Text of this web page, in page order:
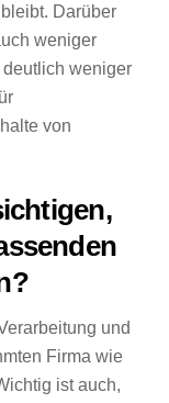
Darüber
weniger
weniger
von
und
Firma wie
ist auch,